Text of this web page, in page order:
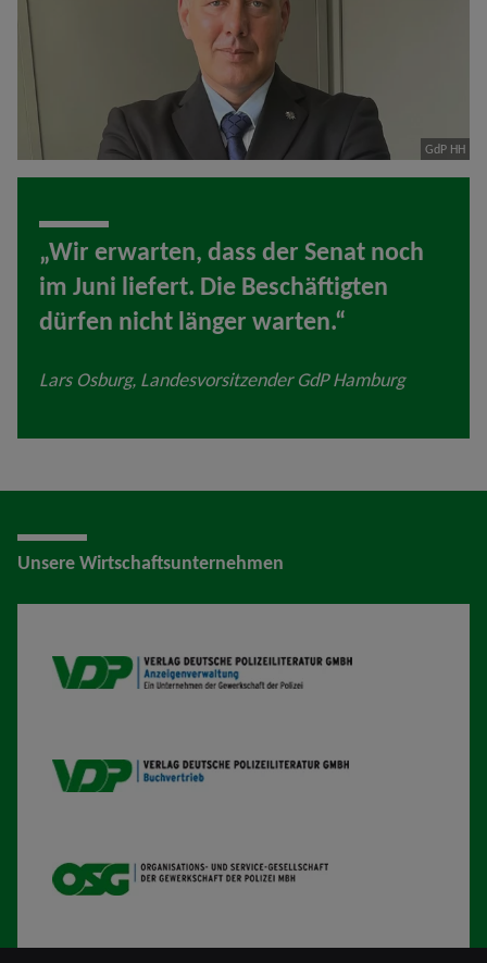
GdP HH
„Wir erwarten, dass der Senat noch
im Juni liefert. Die Beschäftigten
dürfen nicht länger warten.“
Lars Osburg, Landesvorsitzender GdP Hamburg
Unsere Wirtschaftsunternehmen
VDP AV
VDP B
OSG